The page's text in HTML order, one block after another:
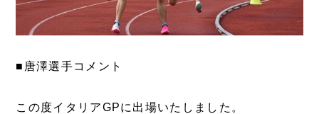
■唐澤選手コメント
この度イタリアGPに出場いたしました。